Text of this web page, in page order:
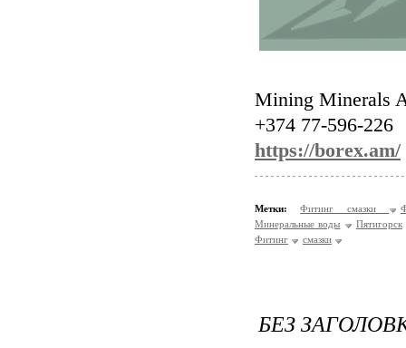
Mining Minerals
+374 77-596-226
https://borex.am/
Метки: Фитинг смазки
Минеральные воды
Пятигорск
Фитинг
смазки
БЕЗ